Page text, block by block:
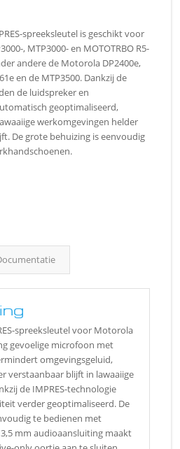
spreeksleutel is geschikt voor
, MTP3000- en MOTOTRBO R5-
andere de Motorola DP2400e,
en de MTP3500. Dankzij de
de luidspreker en
geoptimaliseerd,
werkomgevingen helder
De grote behuizing is eenvoudig
spreeksleutel voor Motorola
gevoelige microfoon met
omgevingsgeluid,
verstaanbaar blijft in lawaaiige
de IMPRES-technologie
verder geoptimaliseerd. De
te bedienen met
mm audioaansluiting maakt